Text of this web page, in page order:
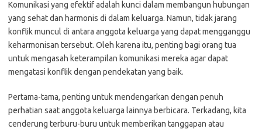
Komunikasi yang efektif adalah kunci dalam membangun hubungan
yang sehat dan harmonis di dalam keluarga. Namun, tidak jarang
konflik muncul di antara anggota keluarga yang dapat mengganggu
keharmonisan tersebut. Oleh karena itu, penting bagi orang tua
untuk mengasah keterampilan komunikasi mereka agar dapat
mengatasi konflik dengan pendekatan yang baik.
Pertama-tama, penting untuk mendengarkan dengan penuh
perhatian saat anggota keluarga lainnya berbicara. Terkadang, kita
cenderung terburu-buru untuk memberikan tanggapan atau